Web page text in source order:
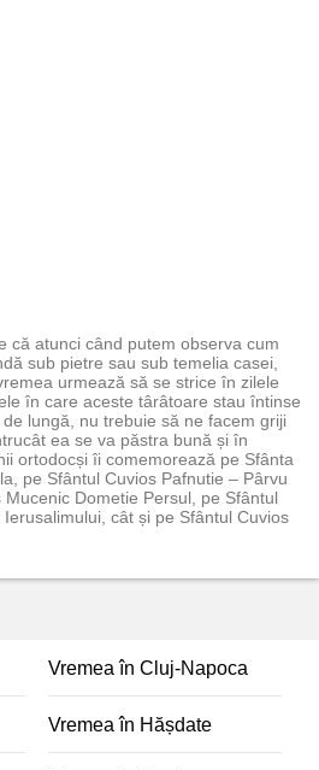
că atunci când putem observa cum
sub pietre sau sub temelia casei,
urmează să se strice în zilele
în care aceste târâtoare stau întinse
lungă, nu trebuie să ne facem griji
ea se va păstra bună și în
ortodocși îi comemorează pe Sfânta
pe Sfântul Cuvios Pafnutie – Pârvu
Dometie Persul, pe Sfântul
cât și pe Sfântul Cuvios
Vremea în Cluj-Napoca
Vremea în Hășdate